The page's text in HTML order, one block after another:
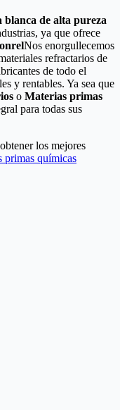
de alta pureza
ya que ofrece
Nos enorgullecemos
refractarios de
de todo el
y rentables. Ya sea que
o Materias primas
para todas sus
los mejores
primas químicas